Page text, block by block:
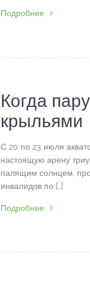
Подробнее
Когда
крыльями
С 20 по 23 июля
настоящую арену
палящим солнцем,
инвалидов по […]
Подробнее